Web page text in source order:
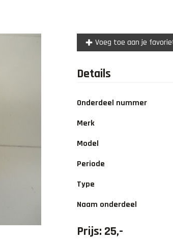
Voeg toe aan je
Details
Onderdeel nummer
Merk
Model
Periode
Type
Naam onderdeel
Prijs: 25,-